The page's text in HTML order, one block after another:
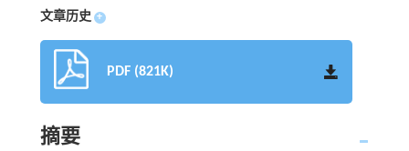
文章历史 +
PDF (821K)
摘要